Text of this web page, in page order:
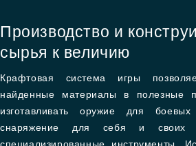
Производство и
сырья к величию
Крафтовая система игры
найденные материалы в полезные
изготавливать оружие для
снаряжение для себя и своих